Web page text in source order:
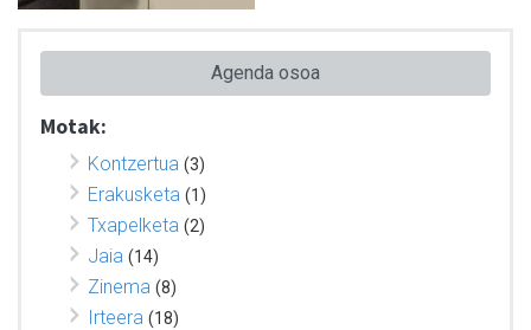
Agenda osoa
Motak:
Kontzertua (3)
Erakusketa (1)
Txapelketa (2)
Jaia (14)
Zinema (8)
Irteera (18)